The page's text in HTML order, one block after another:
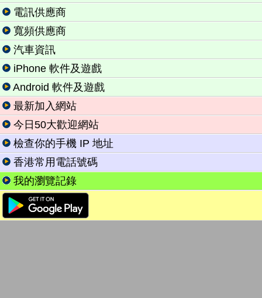
電訊供應商
寬頻供應商
汽車資訊
iPhone 軟件及遊戲
Android 軟件及遊戲
最新加入網站
今日50大歡迎網站
檢查你的手機 IP 地址
香港常用電話號碼
我的瀏覽記錄